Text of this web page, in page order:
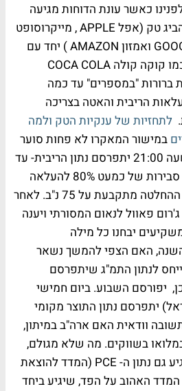
כאשר עונת הדוחות מגיעה
דיווחים של הביג טק (אפל APPLE , מייקרוסופט
MICROSOFT , גוגל GOOGLE ואמזון AMAZON ) יחד עם
חברות חשובות נוספות כמו קוקה קולה COCA COLA
ברורות "במספרים" עד כמה
הריבית והאטה בצריכה
לתחזיות של ענקיות הטק ולמה
במישור המאקרו לא פחות סוער
כאשר ברביעי הקרוב בשעה 21:00 יתפרסם נתון הריבית- עד
לפני שבוע החוזים הראו סבירות של כמעט 80% להעלאה
של 100 נ"ב, עכשיו כבר ההחלטה מתקבעת על 75 נ"ב. לאחר
פאוול לנאום המסורתי ויענה
יבחנו כל מילה
האם הצפי להמשך נשאר
לנתון התמ"ג שיתפרסם
יפורסם השבוע. ביום חמישי
ישראל) יתפרסם נתון התוצר מקומי
וודאית האם ארה"ב במיתון,
בשווקים. מה שלא מגולם,
הוא אורכו. ביום שישי, יגיע גם נתון ה- PCE (המדד להוצאת
האהוב על הפד, שיגיע ביחד